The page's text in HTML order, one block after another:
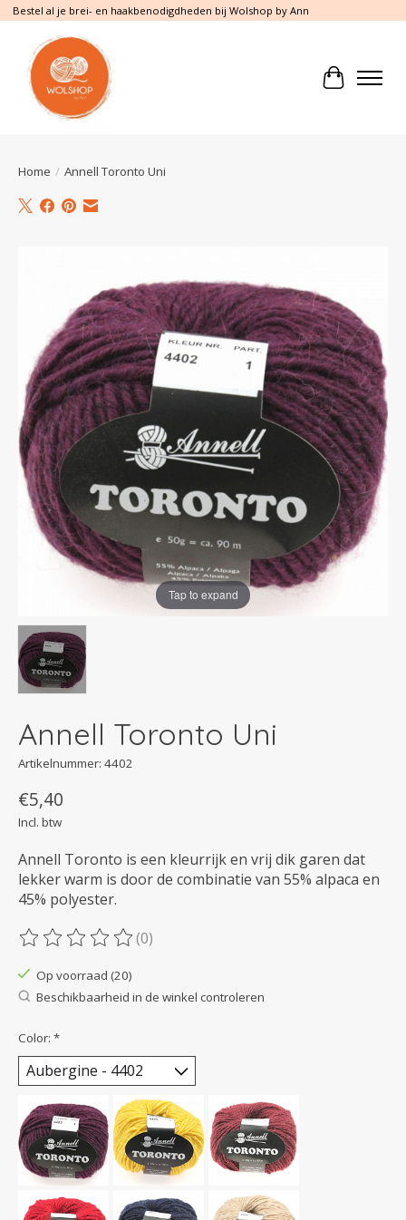
Bestel al je brei- en haakbenodigdheden bij Wolshop by Ann
Home / Annell Toronto Uni
Tap to expand
Annell Toronto Uni
Artikelnummer: 4402
€5,40
Incl. btw
Annell Toronto is een kleurrijk en vrij dik garen dat
lekker warm is door de combinatie van 55% alpaca en
45% polyester.
De beoordeling van dit product is
(0)
Op voorraad (20)
Beschikbaarheid in de winkel controleren
Color: *